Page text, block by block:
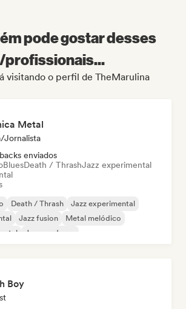
pode gostar desses
visitando o perfil de TheMarulina
Metal
Jornalista
enviados
BluesDeath / ThrashJazz experimental
Death / Thrash
Jazz experimental
Jazz fusion
Metal melódico
Jazz moderno
Boy